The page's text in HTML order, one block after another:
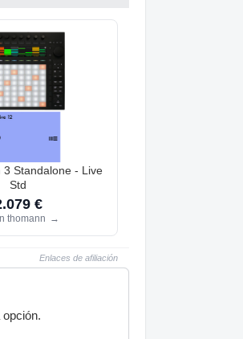
3 Standalone - Live
Std
€
thomann →
Enlaces de afiliación